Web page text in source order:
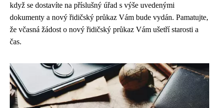
když se dostavíte na příslušný úřad s výše uvedenými
dokumenty a nový řidičský průkaz Vám bude vydán. Pamatujte,
že včasná žádost o nový řidičský průkaz Vám ušetří starosti a
čas.